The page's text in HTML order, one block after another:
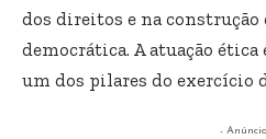
dos direitos e na construção
democrática. A atuação
um dos pilares do exercício
-